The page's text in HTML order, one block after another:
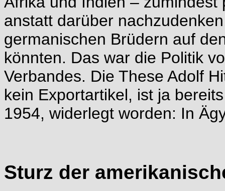
anstatt darüber
germanischen Brüdern auf
könnten. Das war die Politik
Verbandes. Die These Adolf
kein Exportartikel, ist ja
1954, widerlegt worden: In
Sturz der